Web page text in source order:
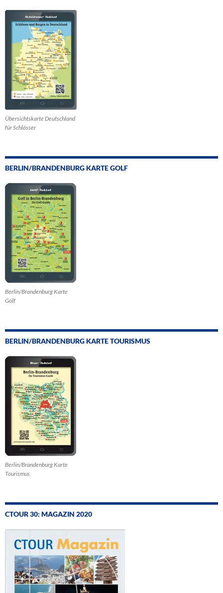
Übersichtskarte Deutschland
für Schlösser
BERLIN/BRANDENBURG KARTE GOLF
Berlin/Brandenburg Karte
Golf
BERLIN/BRANDENBURG KARTE TOURISMUS
Berlin/Brandenburg Karte
Tourismus
CTOUR 30: MAGAZIN 2020